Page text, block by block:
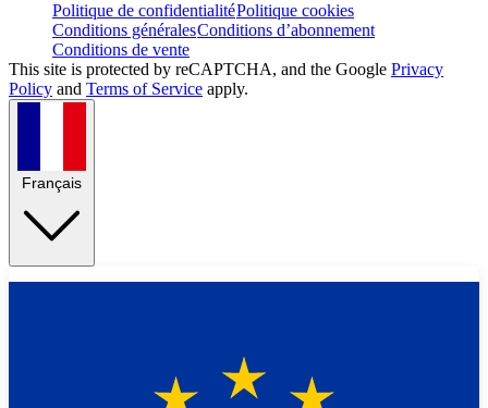
Politique de confidentialitéPolitique cookies
Conditions généralesConditions d’abonnement
Conditions de vente
This site is protected by reCAPTCHA, and the Google Privacy
Policy and Terms of Service apply.
Français